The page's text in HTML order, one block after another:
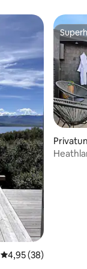
Durchschnittliche
4,95 (38)